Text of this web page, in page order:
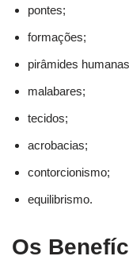
pontes;
formações;
pirâmides
malabares;
tecidos;
acrobacias;
contorcionismo;
equilibrismo.
Os